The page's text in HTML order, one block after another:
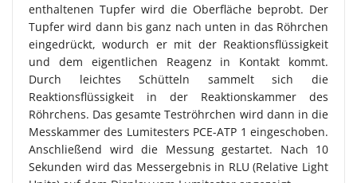
enthaltenen Tupfer wird die Oberfläche beprobt. Der
Tupfer wird dann bis ganz nach unten in das Röhrchen
eingedrückt, wodurch er mit der Reaktionsflüssigkeit
und dem eigentlichen Reagenz in Kontakt kommt.
Durch leichtes Schütteln sammelt sich die
Reaktionsflüssigkeit in der Reaktionskammer des
Röhrchens. Das gesamte Teströhrchen wird dann in die
Messkammer des Lumitesters PCE-ATP 1 eingeschoben.
Anschließend wird die Messung gestartet. Nach 10
Sekunden wird das Messergebnis in RLU (Relative Light